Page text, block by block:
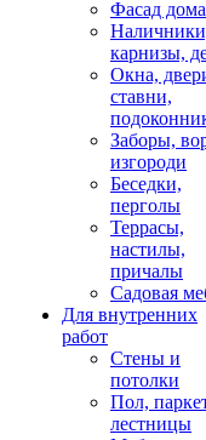
Фасад дома
карнизы,
Окна,
ставни,
Заборы,
изгороди
Беседки,
перголы
Террасы,
настилы,
причалы
Садовая
Для внутренних
работ
Стены и
потолки
Пол,
лестницы